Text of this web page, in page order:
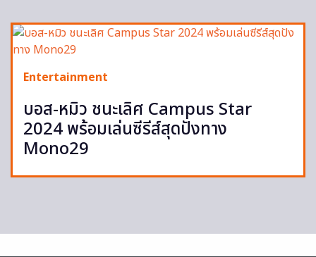
Entertainment
บอส-หมิว ชนะเลิศ Campus Star
2024 พร้อมเล่นซีรีส์สุดปังทาง
Mono29